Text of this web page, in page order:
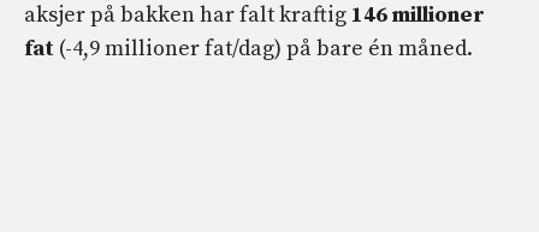
aksjer på bakken har falt kraftig 146 millioner
fat (-4,9 millioner fat/dag) på bare én måned.